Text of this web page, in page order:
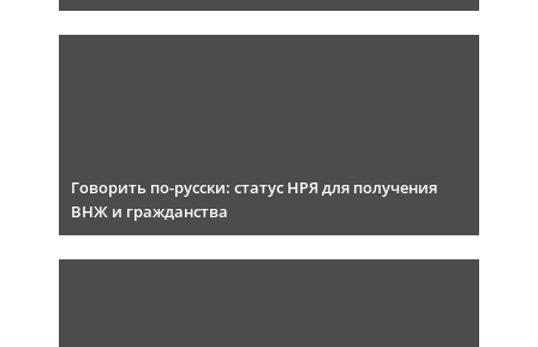
Говорить по-русски: статус НРЯ для получения
ВНЖ и гражданства